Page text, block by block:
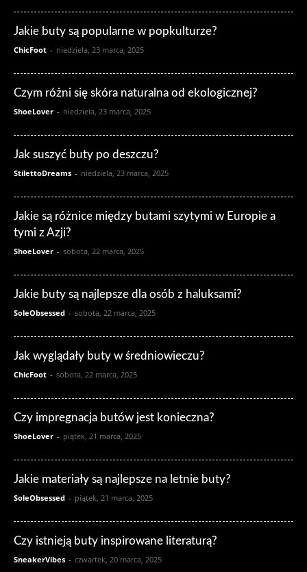
Jakie buty są popularne w popkulturze?
ChicFoot - niedziela, 23 marca, 2025
Czym różni się skóra naturalna od ekologicznej?
ShoeLover - niedziela, 23 marca, 2025
Jak suszyć buty po deszczu?
StilettoDreams - niedziela, 23 marca, 2025
Jakie są różnice między butami szytymi w Europie a
tymi z Azji?
ShoeLover - sobota, 22 marca, 2025
Jakie buty są najlepsze dla osób z haluksami?
SoleObsessed - sobota, 22 marca, 2025
Jak wyglądały buty w średniowieczu?
ChicFoot - sobota, 22 marca, 2025
Czy impregnacja butów jest konieczna?
ShoeLover - piątek, 21 marca, 2025
Jakie materiały są najlepsze na letnie buty?
SoleObsessed - piątek, 21 marca, 2025
Czy istnieją buty inspirowane literaturą?
SneakerVibes - czwartek, 20 marca, 2025